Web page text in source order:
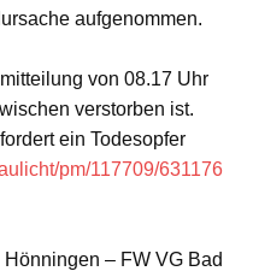
aufgenommen.
von 08.17 Uhr
verstorben ist.
ein Todesopfer
pm/117709/631176
– FW VG Bad